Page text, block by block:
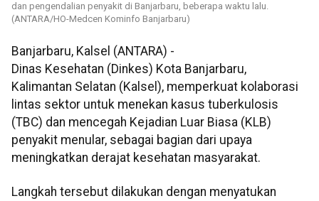
dan pengendalian penyakit di Banjarbaru, beberapa waktu lalu.
(ANTARA/HO-Medcen Kominfo Banjarbaru)
Banjarbaru, Kalsel (ANTARA) -
Dinas Kesehatan (Dinkes) Kota Banjarbaru,
Kalimantan Selatan (Kalsel), memperkuat kolaborasi
lintas sektor untuk menekan kasus tuberkulosis
(TBC) dan mencegah Kejadian Luar Biasa (KLB)
penyakit menular, sebagai bagian dari upaya
meningkatkan derajat kesehatan masyarakat.
Langkah tersebut dilakukan dengan menyatukan